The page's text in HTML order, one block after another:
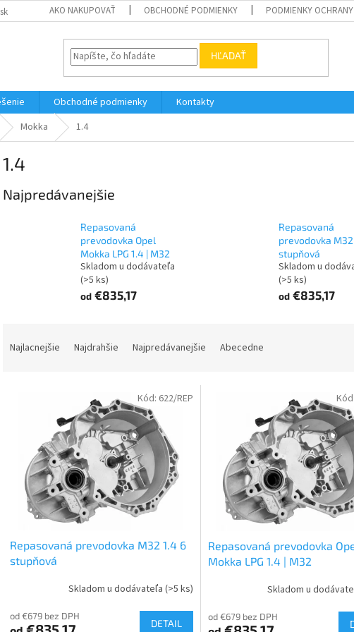
AKO NAKUPOVAŤ OBCHODNÉ PODMIENKY PODMIENKY OCHRANY
HĽADAŤ
Obchodné podmienky
Kontakty
Mokka 1.4
1.4
Najpredávanejšie
Repasovaná
prevodovka Opel
Mokka LPG 1.4 | M32
Skladom u dodávateľa
(>5 ks)
od €835,17
Repasovaná
prevodovka M32
stupňová
Skladom u
(>5 ks)
od€835,17
Najlacnejšie Najdrahšie Najpredávanejšie Abecedne
Repasovaná prevodovka M32 1.4 6
stupňová
Skladom u dodávateľa (>5 ks)
od €679 bez DPH
DETAIL
Kód: 622/REP
Repasovaná prevodovka
Mokka LPG 1.4 | M32
Skladom u
od €679 bez DPH
Kód: